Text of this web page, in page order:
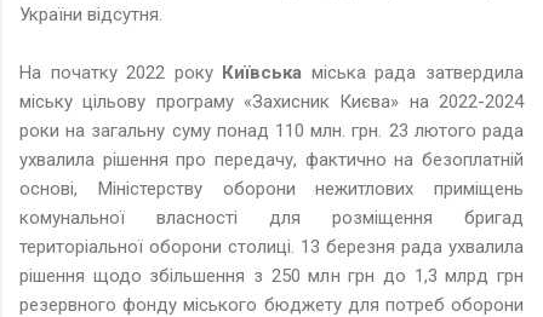
України відсутня.
На початку 2022 року Київська міська рада затвердила
міську цільову програму «Захисник Києва» на 2022-2024
роки на загальну суму понад 110 млн. грн. 23 лютого рада
ухвалила рішення про передачу, фактично на безоплатній
основі, Міністерству оборони нежитлових приміщень
комунальної власності для розміщення бригад
територіальної оборони столиці. 13 березня рада ухвалила
рішення щодо збільшення з 250 млн грн до 1,3 млрд грн
резервного фонду міського бюджету для потреб оборони